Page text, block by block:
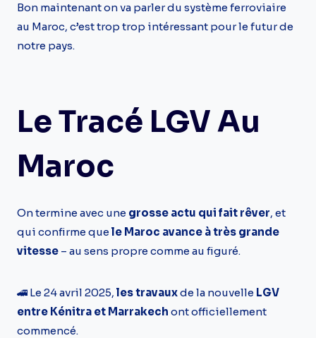
Bon maintenant on va parler du système ferroviaire
au Maroc, c’est trop trop intéressant pour le futur de
notre pays.
Le Tracé LGV Au
Maroc
On termine avec une grosse actu qui fait rêver, et
qui confirme quele Maroc avance à très grande
vitesse – au sens propre comme au figuré.
🚄 Le 24 avril 2025, les travauxde la nouvelle LGV
entre Kénitra et Marrakech ont officiellement
commencé.